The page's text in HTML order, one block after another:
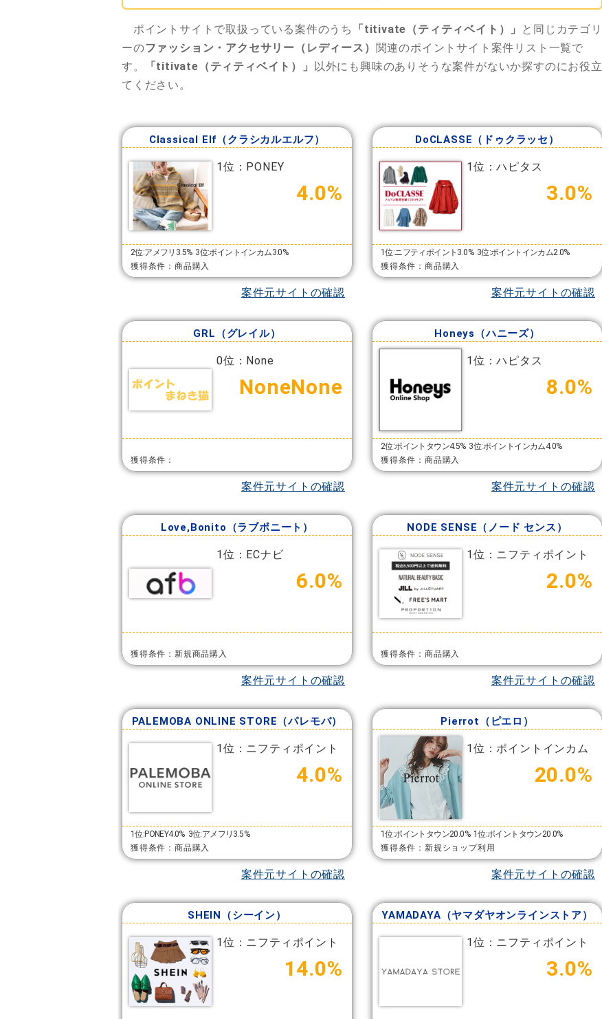
ポイントサイトで取扱っている案件のうち 「titivate（ティティベイト）」
と同じカテゴリ
ーのファッション・アクセサリー（レディース） 関連のポイントサイト案件リスト一覧で
す。
「titivate（ティティベイト）」
以外にも興味のありそうな案件がないか探すのにお役立
てください。
Classical Elf（クラシカルエルフ）
1位：PONEY
4.0%
2位:アメフリ3.5% 3位:ポイントインカム3.0%
獲得条件：商品購入
案件元サイトの確認
DoCLASSE（ドゥクラッセ）
1位：ハピタス
3.0%
1位:ニフティポイント3.0% 3位:ポイントインカム2.0%
獲得条件：商品購入
案件元サイトの確認
GRL（グレイル）
0位：None
NoneNone
獲得条件：
案件元サイトの確認
Honeys（ハニーズ）
1位：ハピタス
8.0%
2位:ポイントタウン4.5% 3位:ポイントインカム4.0%
獲得条件：商品購入
案件元サイトの確認
Love,Bonito（ラブボニート）
1位：ECナビ
6.0%
獲得条件：新規商品購入
案件元サイトの確認
NODE SENSE（ノード センス）
1位：ニフティポイント
2.0%
獲得条件：商品購入
案件元サイトの確認
PALEMOBA ONLINE STORE（パレモバ）
1位：ニフティポイント
4.0%
1位:PONEY4.0% 3位:アメフリ3.5%
獲得条件：商品購入
案件元サイトの確認
Pierrot（ピエロ）
1位：ポイントインカム
20.0%
1位:ポイントタウン20.0% 1位:ポイントタウン20.0%
獲得条件：新規ショップ利用
案件元サイトの確認
SHEIN（シーイン）
1位：ニフティポイント
14.0%
YAMADAYA（ヤマダヤオンラインストア）
1位：ニフティポイント
3.0%